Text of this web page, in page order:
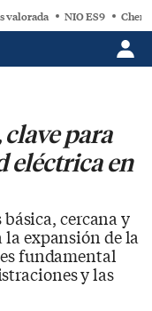
valorada NIO ES9 Chery
para
eléctrica en
cercana y
expansión de la
fundamental
y las